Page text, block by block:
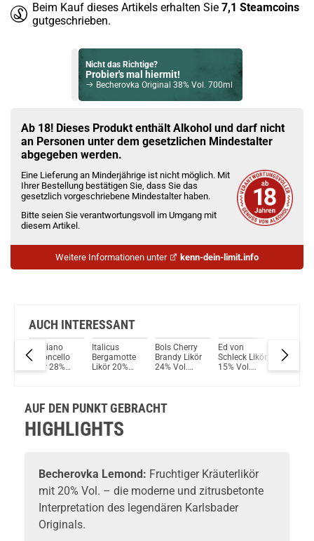
Beim Kauf dieses Artikels erhalten Sie 7,1 Steamcoins
gutgeschrieben.
Nicht das Richtige?
Probier's mal hiermit!
Becherovka Original 38% Vol. 700ml
Check das mal!
Copperhead The Original Gin 40,0% Vol. 500ml
Du willst Kröten sparen?
Schau mal hier!
Vozol Whiz 40 Watt 4ml 1200mAh Pod System Kit Tide
Ab 18! Dieses Produkt enthält Alkohol und darf nicht
an Personen unter dem gesetzlichen Mindestalter
abgegeben werden.
Eine Lieferung an Minderjährige ist nicht möglich. Mit
Ihrer Bestellung bestätigen Sie, dass Sie das
gesetzlich vorgeschriebene Mindestalter haben.
Bitte seien Sie verantwortungsvoll im Umgang mit
diesem Artikel.
Weitere Informationen unter kenn-dein-limit.info
AUCH INTERESSANT
Gagliano
Limoncello
Likör 28%
Italicus
Bergamotte
Likör 20%
Bols Cherry
Brandy Likör
24% Vol.
Ed von
Schleck Likör
15% Vol.
Bols
Likör
AUF DEN PUNKT GEBRACHT
HIGHLIGHTS
Becherovka Lemond: Fruchtiger Kräuterlikör
mit 20% Vol. – die moderne und zitrusbetonte
Interpretation des legendären Karlsbader
Originals.